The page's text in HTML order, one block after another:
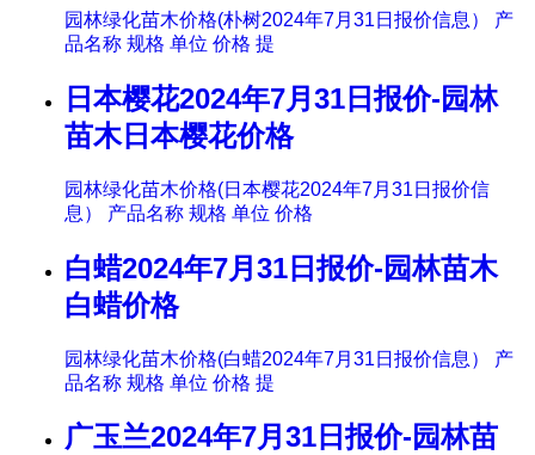
园林绿化苗木价格(朴树2024年7月31日报价信息） 产
品名称 规格 单位 价格 提
日本樱花2024年7月31日报价-园林
苗木日本樱花价格
园林绿化苗木价格(日本樱花2024年7月31日报价信
息） 产品名称 规格 单位 价格
白蜡2024年7月31日报价-园林苗木
白蜡价格
园林绿化苗木价格(白蜡2024年7月31日报价信息） 产
品名称 规格 单位 价格 提
广玉兰2024年7月31日报价-园林苗